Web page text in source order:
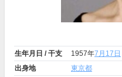
生年月日 / 干支 1957年7月17日
出身地
東京都